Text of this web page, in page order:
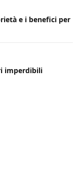
e i benefici per
imperdibili